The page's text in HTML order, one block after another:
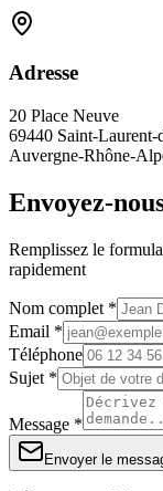
Adresse
20 Place Neuve
69440 Saint-
Auvergne-Rhône-
Envoyez-
Remplissez le
rapidement
Nom complet *
Email *
Téléphone
Sujet *
Message *
Envoyer le